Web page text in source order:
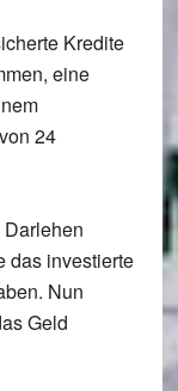
Kredite
eine
24
das investierte
Nun
Geld